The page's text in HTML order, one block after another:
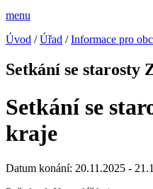
menu
Úvod /Úřad /Informace pro
Setkání se starosty
Setkání se
kraje
Datum konání: 20.11.2025 -